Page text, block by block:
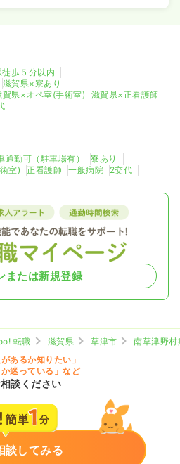
分）
詳細を見る
一時募集休止
回
月給30万円以上可
詳細を見る
一時募集休止
分）
歩５分以内
滋賀県×寮あり
賀県×オペ室(手術室)
滋賀県×正看護師
通勤可（駐車場有）
寮あり
室) 正看護師 一般病院 2交代
または新規登録
転職 滋賀県 草津市
南草津野村
あるか知りたい」
か迷っている」など
談ください
談してみる